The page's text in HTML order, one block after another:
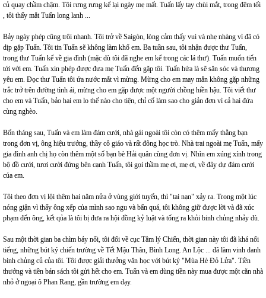
củ quay chầm chậm. Tôi rưng rưng kể lại ngày mẹ mất. Tuấn lấy tay chùi mắt, trong đêm tối
, tôi thấy mắt Tuấn long lanh ...
Bảy ngày phép cũng trôi nhanh. Tôi trở về Saigòn, lòng cảm thấy vui và nhẹ nhàng vì đã có
dịp gặp Tuấn. Tôi tin Tuấn sẽ không làm khổ em. Ba tuần sau, tôi nhận được thư Tuấn,
trong thư Tuấn kể về gia đình (mặc dù tôi đã nghe em kể trong các lá thư). Tuấn muốn tiến
tới với em. Tuấn xin phép được đưa mẹ Tuấn đến gặp tôi. Tuấn hứa là sẽ săn sóc và thương
yêu em. Đọc thư Tuấn tôi ứa nước mắt vì mừng. Mừng cho em may mắn không gặp những
trắc trở trên đường tình ái, mừng cho em gặp được một người chồng hiền hậu. Tôi viết thư
cho em và Tuấn, bảo hai em lo thế nào cho tiện, chỉ cố làm sao cho giản đơn vì cả hai đứa
cùng nghèo.
Bốn tháng sau, Tuấn và em làm đám cưới, nhà gái ngoài tôi còn có thêm mấy thằng bạn
trong đơn vị, ông hiệu trưởng, thầy cô giáo và rất đông học trò. Nhà trai ngoài mẹ Tuấn, mấy
gia đình anh chị họ còn thêm một số bạn bè Hải quân cùng đơn vị. Nhìn em xúng xính trong
bộ đồ cưới, tươi cười đứng bên cạnh Tuấn, tôi gọi thầm mẹ ơi, mẹ ơi, về đây dự đám cưới
của em.
Tôi theo đơn vị lội thêm hai năm nửa ở vùng giới tuyến, thì "tai nạn" xảy ra. Trong một lúc
nóng giận vì thấy ông xếp của mình sao ngu và bẩn quá, tôi không giữ được lời và đã xúc
phạm đến ông, kết qủa là tôi bị đưa ra hội đồng kỷ luật và tống ra khỏi binh chủng nhảy dù.
Sau một thời gian ba chìm bảy nổi, tôi đổi về cục Tâm lý Chiến, thời gian này tôi đã khá nổi
tiếng, những bút ký chiến trường về Tết Mậu Thân, Bình Long. An Lộc ... đã làm vinh danh
binh chủng củ của tôi. Tôi được giải thưởng văn học với bút ký "Mùa Hè Đỏ Lửa". Tiền
thưởng và tiền bán sách tôi gửi hết cho em. Tuấn và em dùng tiền này mua được một căn nhà
nhỏ ở ngoại ô Phan Rang, gần trường em dạy.